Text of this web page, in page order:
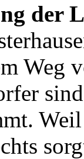
der
Weg